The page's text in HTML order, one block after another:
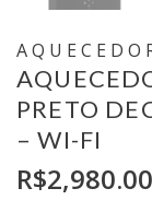
PRETO
– WI-FI
R$2,980.00